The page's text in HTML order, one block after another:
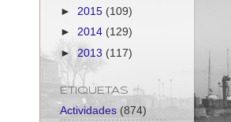
► 2015 (109)
► 2014 (129)
►2013 (117)
ETIQUETAS
Actividades (874)